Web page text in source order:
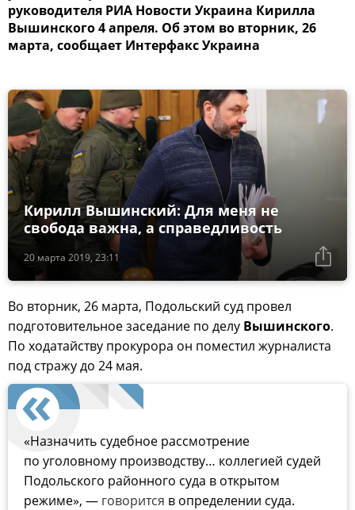
руководителя РИА Новости Украина Кирилла
Вышинского 4 апреля. Об этом во вторник, 26
марта, сообщает Интерфакс Украина
20 марта 2019, 23:11
Кирилл Вышинский: Для меня не
свобода важна, а справедливость
Во вторник, 26 марта, Подольский суд провел
подготовительное заседание по делу Вышинского.
По ходатайству прокурора он поместил журналиста
под стражу до 24 мая.
«Назначить судебное рассмотрение
по уголовному производству… коллегией судей
Подольского районного суда в открытом
режиме», — говорится в определении суда.